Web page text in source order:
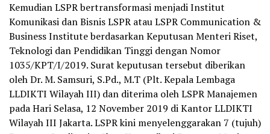
Kemudian LSPR bertransformasi menjadi Institut
Komunikasi dan Bisnis LSPR atau LSPR Communication &
Business Institute berdasarkan Keputusan Menteri Riset,
Teknologi dan Pendidikan Tinggi dengan Nomor
1035/KPT/I/2019. Surat keputusan tersebut diberikan
oleh Dr. M. Samsuri, S.Pd., M.T (Plt. Kepala Lembaga
LLDIKTI Wilayah III) dan diterima oleh LSPR Manajemen
pada Hari Selasa, 12 November 2019 di Kantor LLDIKTI
Wilayah III Jakarta. LSPR kini menyelenggarakan 7 (tujuh)